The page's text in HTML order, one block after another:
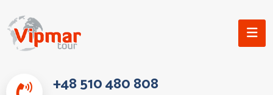
+48 510 480 808